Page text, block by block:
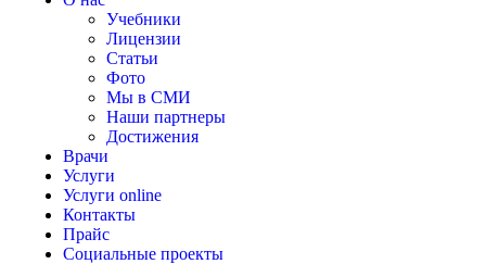
Учебники
Лицензии
Статьи
Фото
Мы в СМИ
Наши партнеры
Достижения
Врачи
Услуги
Услуги online
Контакты
Прайс
Социальные проекты